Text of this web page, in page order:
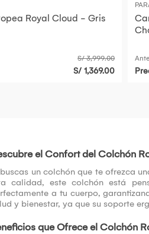
Royal Cloud - Gris
S/ 3,999.00
S/ 1,369.00
el Confort del Colchón
un colchón que te ofrezca
calidad, este colchón está
a tu cuerpo,
y bienestar, ya que su soporte
que Ofrece el Colchón